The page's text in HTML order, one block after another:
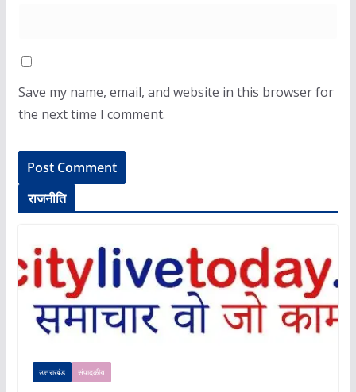
Save my name, email, and website in this browser for
the next time I comment.
राजनीति
उत्तराखंड संपादकीय